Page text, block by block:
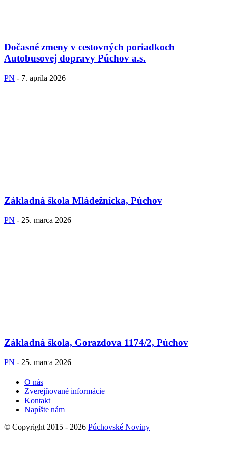
Dočasné zmeny v cestovných poriadkoch
Autobusovej dopravy Púchov a.s.
PN - 7. apríla 2026
Základná škola Mládežnícka, Púchov
PN - 25. marca 2026
Základná škola, Gorazdova 1174/2, Púchov
PN - 25. marca 2026
O nás
Zverejňované informácie
Kontakt
Napíšte nám
© Copyright 2015 - 2026 Púchovské Noviny